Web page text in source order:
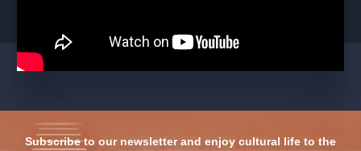
Subscribe to our newsletter and enjoy cultural life to the